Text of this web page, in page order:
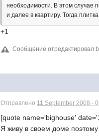
необходимости. В этом случае
и далее в квартиру. Тогда
+1
Сообщение отредактировал
Отправлено 11 September 2008 -
[quote name='bighouse'
Я живу в своем доме